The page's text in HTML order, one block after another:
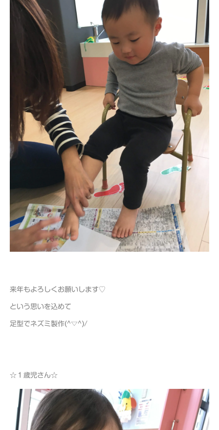
来年もよろしくお願いします♡
という思いを込めて
足型でネズミ製作(^▽^)/
☆１歳児さん☆